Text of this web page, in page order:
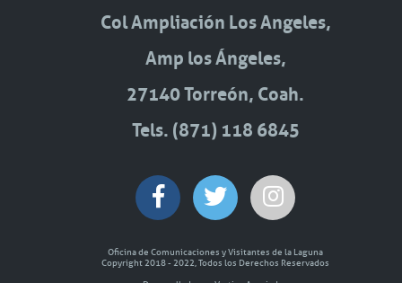
Col Ampliación Los Angeles,
Amp los Ángeles,
27140 Torreón, Coah.
Tels. (871) 118 6845
Oficina de Comunicaciones y Visitantes de la Laguna
Copyright 2018 - 2022, Todos los Derechos Reservados